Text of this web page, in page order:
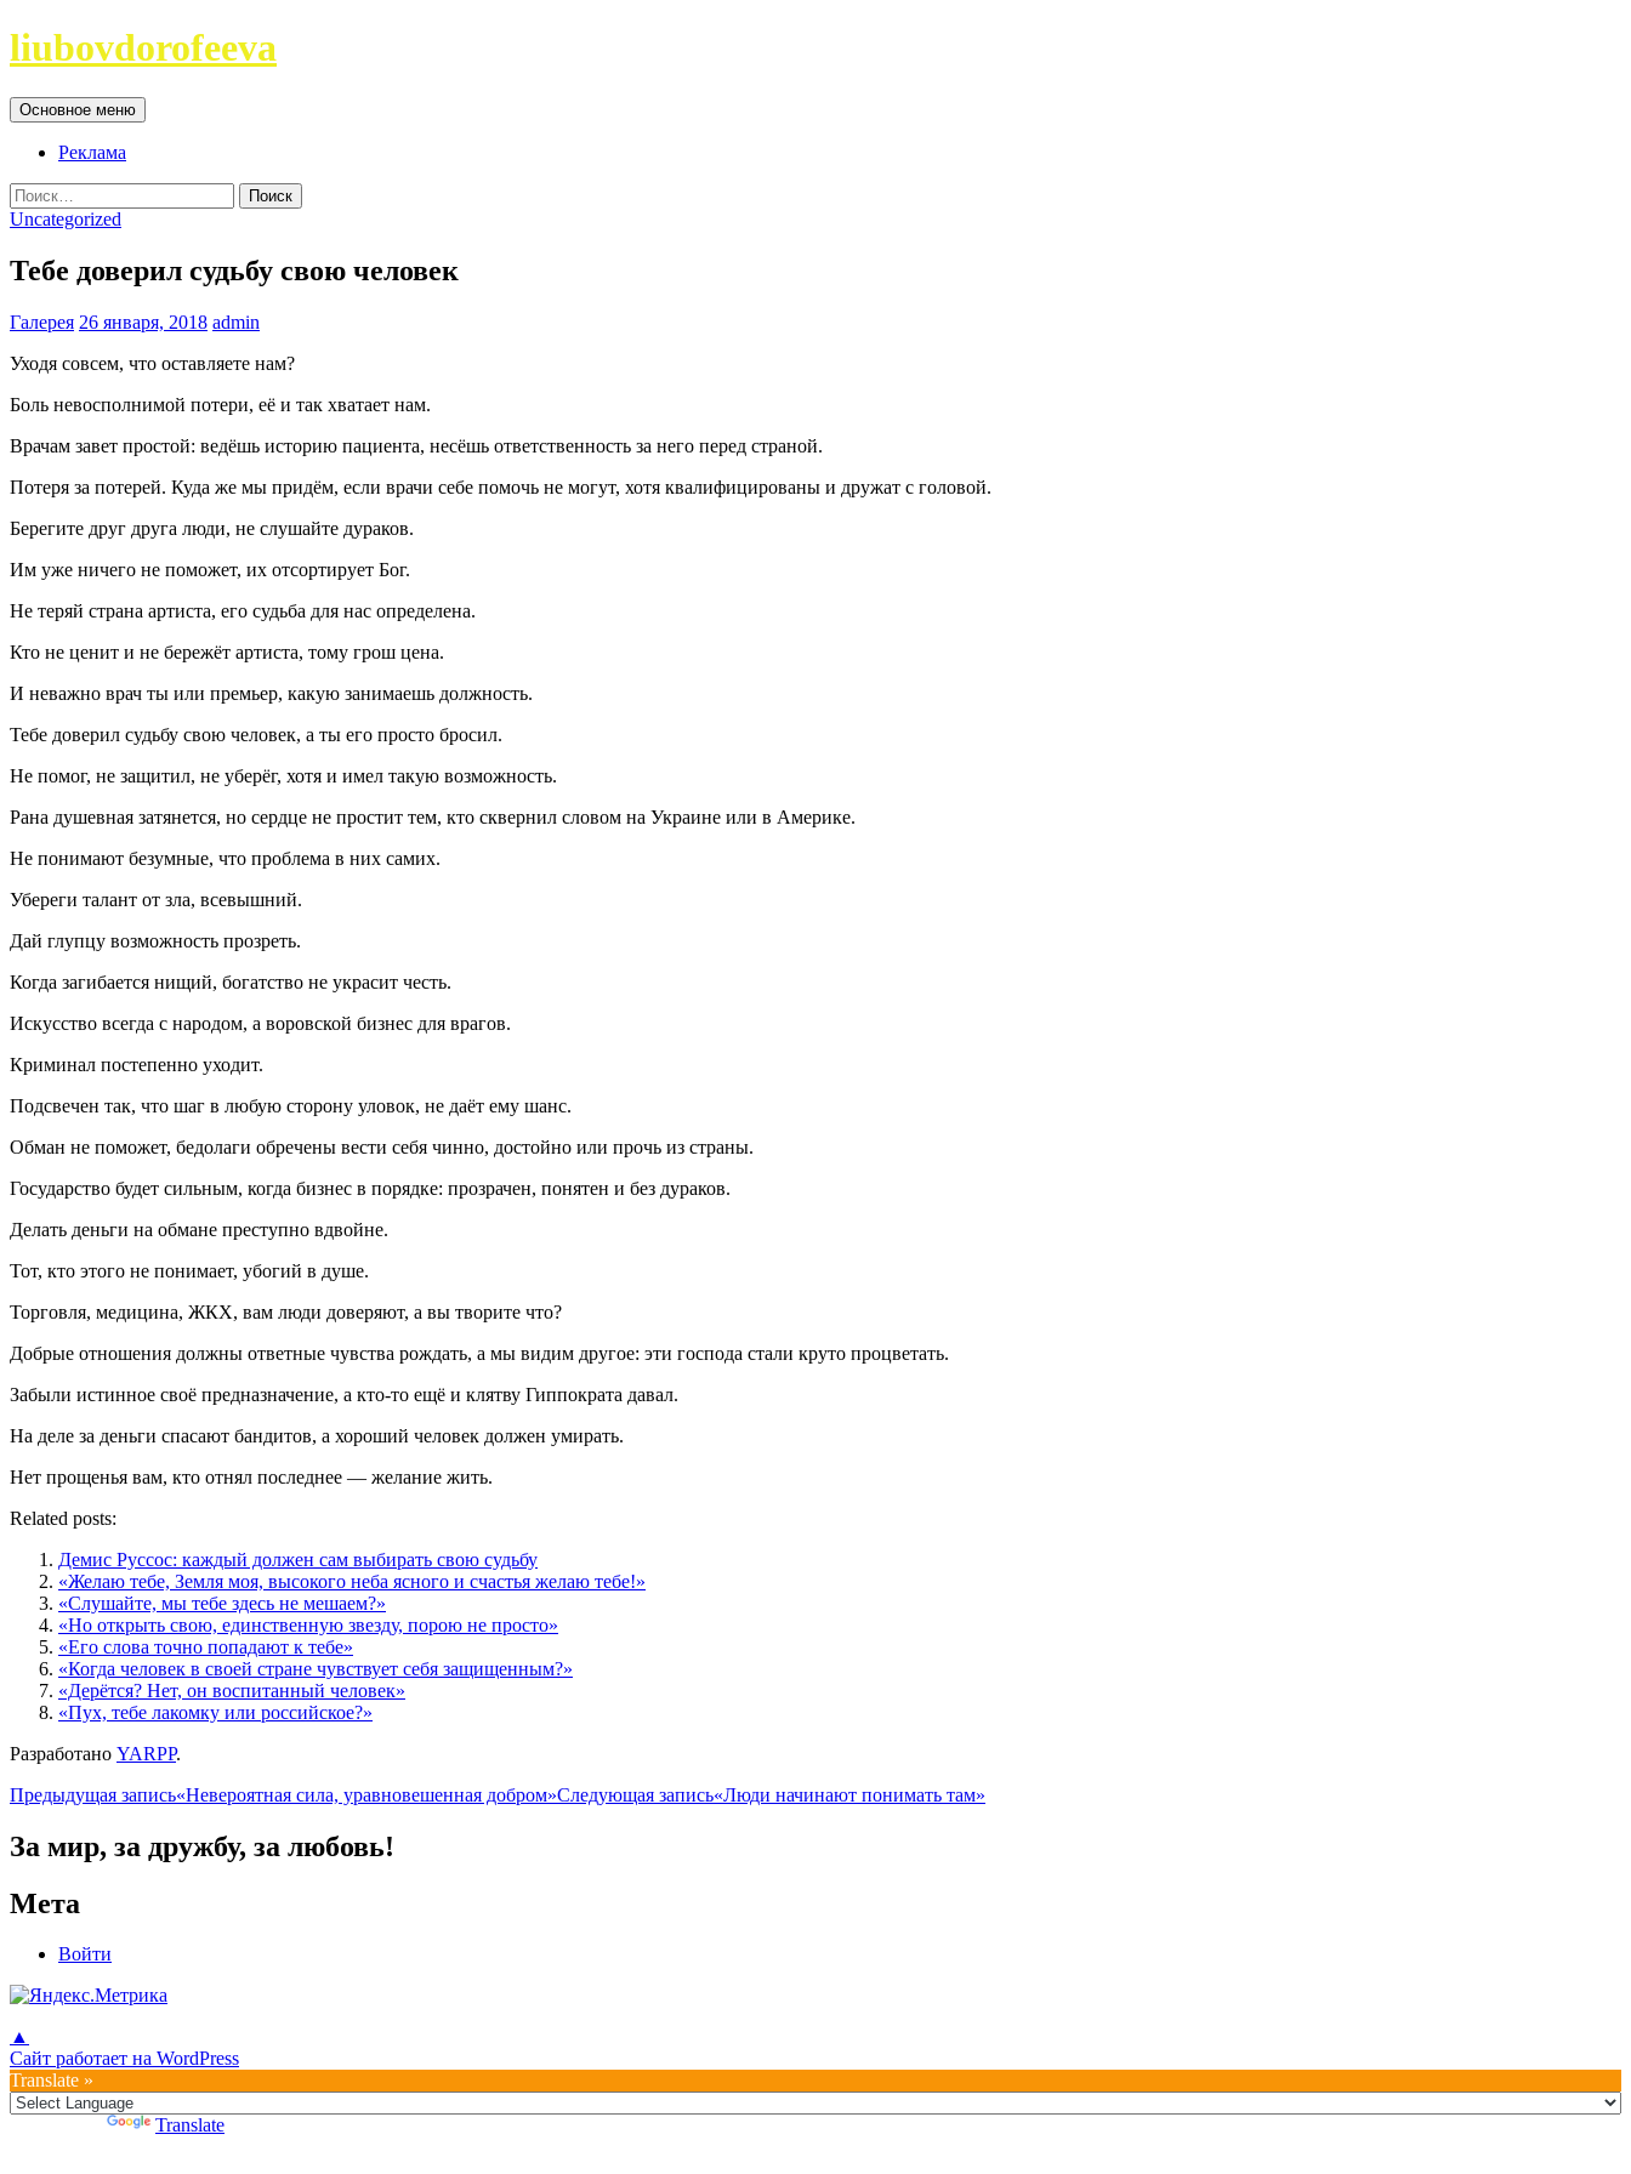
Перейти
к
liubovdorofeeva
Поиск
Основное меню
Реклама
Найти:
Uncategorized
Тебе доверил судьбу свою человек
Галерея 26 января, 2018 admin
Уходя совсем, что оставляете нам?
Боль невосполнимой потери, её и так хватает нам.
Врачам завет простой: ведёшь историю пациента, несёшь ответственность за него перед страной.
Потеря за потерей. Куда же мы придём, если врачи себе помочь не могут, хотя квалифицированы и дружат с головой.
Берегите друг друга люди, не слушайте дураков.
Им уже ничего не поможет, их отсортирует Бог.
Не теряй страна артиста, его судьба для нас определена.
Кто не ценит и не бережёт артиста, тому грош цена.
И неважно врач ты или премьер, какую занимаешь должность.
Тебе доверил судьбу свою человек, а ты его просто бросил.
Не помог, не защитил, не уберёг, хотя и имел такую возможность.
Рана душевная затянется, но сердце не простит тем, кто сквернил словом на Украине или в Америке.
Не понимают безумные, что проблема в них самих.
Убереги талант от зла, всевышний.
Дай глупцу возможность прозреть.
Когда загибается нищий, богатство не украсит честь.
Искусство всегда с народом, а воровской бизнес для врагов.
Криминал постепенно уходит.
Подсвечен так, что шаг в любую сторону уловок, не даёт ему шанс.
Обман не поможет, бедолаги обречены вести себя чинно, достойно или прочь из страны.
Государство будет сильным, когда бизнес в порядке: прозрачен, понятен и без дураков.
Делать деньги на обмане преступно вдвойне.
Тот, кто этого не понимает, убогий в душе.
Торговля, медицина, ЖКХ, вам люди доверяют, а вы творите что?
Добрые отношения должны ответные чувства рождать, а мы видим другое: эти господа стали круто процветать.
Забыли истинное своё предназначение, а кто-то ещё и клятву Гиппократа давал.
На деле за деньги спасают бандитов, а хороший человек должен умирать.
Нет прощенья вам, кто отнял последнее — желание жить.
Related posts:
Демис Руссос: каждый должен сам выбирать свою судьбу
«Желаю тебе, Земля моя, высокого неба ясного и счастья желаю тебе!»
«Слушайте, мы тебе здесь не мешаем?»
«Но открыть свою, единственную звезду, порою не просто»
«Его слова точно попадают к тебе»
«Когда человек в своей стране чувствует себя защищенным?»
«Дерётся? Нет, он воспитанный человек»
«Пух, тебе лакомку или российское?»
Разработано YARPP.
Навигация
по
записям
Предыдущая запись«Невероятная сила, уравновешенная добром»Следующая запись«Люди начинают понимать там»
За мир, за дружбу, за любовь!
Мета
Войти
▲
Сайт работает на WordPress
Translate »
Translate